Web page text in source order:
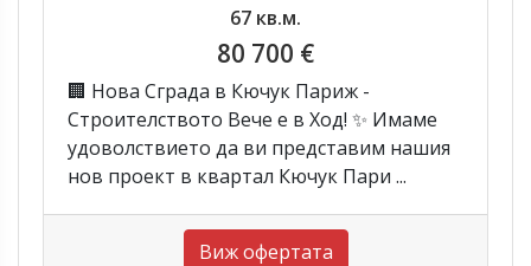
67 кв.м.
80 700 €
🏢 Нова Сграда в Кючук Париж -
Строителството Вече е в Ход! ✨ Имаме
удоволствието да ви представим нашия
нов проект в квартал Кючук Пари ...
Виж офертата